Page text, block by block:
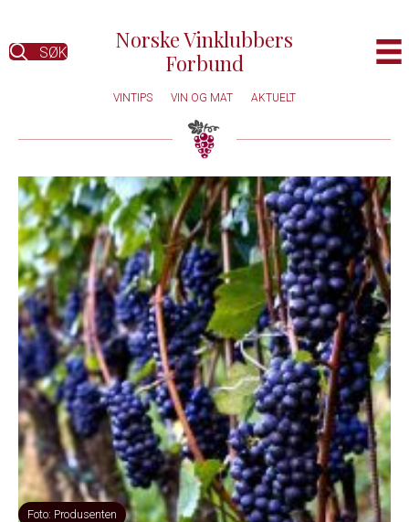
SØK
Norske Vinklubbers
Forbund
VINTIPS VIN OG MAT AKTUELT
Foto: Produsenten